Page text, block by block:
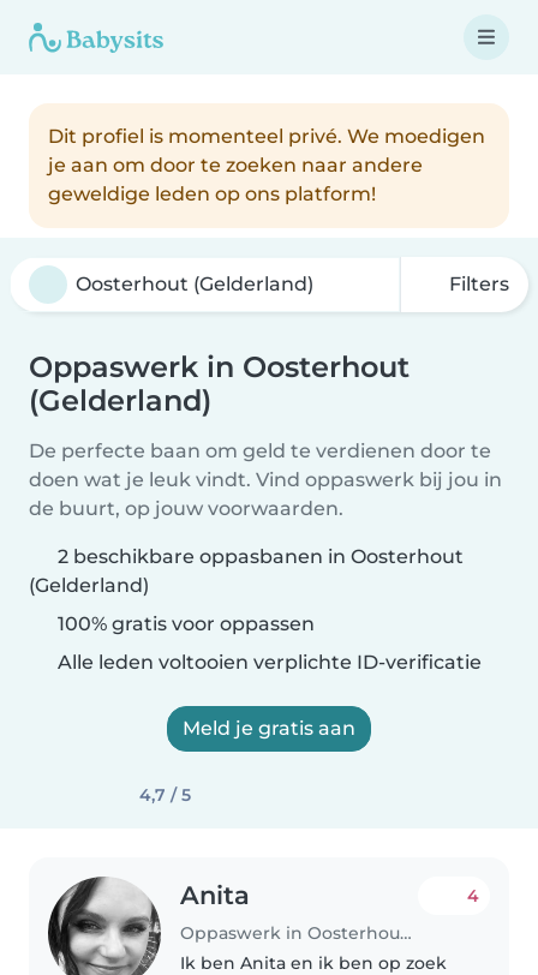
Dit profiel is momenteel privé. We moedigen
je aan om door te zoeken naar andere
geweldige leden op ons platform!
Filters
Oppaswerk in Oosterhout
(Gelderland)
De perfecte baan om geld te verdienen door te
doen wat je leuk vindt. Vind oppaswerk bij jou in
de buurt, op jouw voorwaarden.
2 beschikbare oppasbanen in Oosterhout
(Gelderland)
100% gratis voor oppassen
Alle leden voltooien verplichte ID-verificatie
Meld je gratis aan
4,7 / 5
Anita
Oppaswerk in Oosterhout (Gelderland)
4
Ik ben Anita en ik ben op zoek